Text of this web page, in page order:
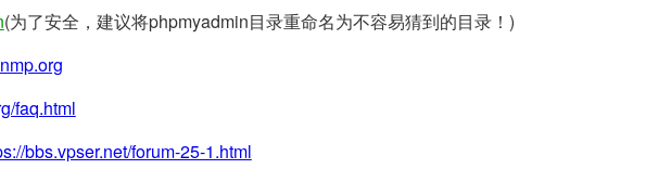
(为了安全，建议将phpmyadmin目录重命名为不容易猜到的目录！)
faq.html
bbs.vpser.net/forum-25-1.html